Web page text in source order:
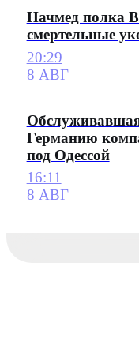
Начмед полка
смертельные
20:29
8 АВГ
Германию
под Одессой
16:11
8 АВГ